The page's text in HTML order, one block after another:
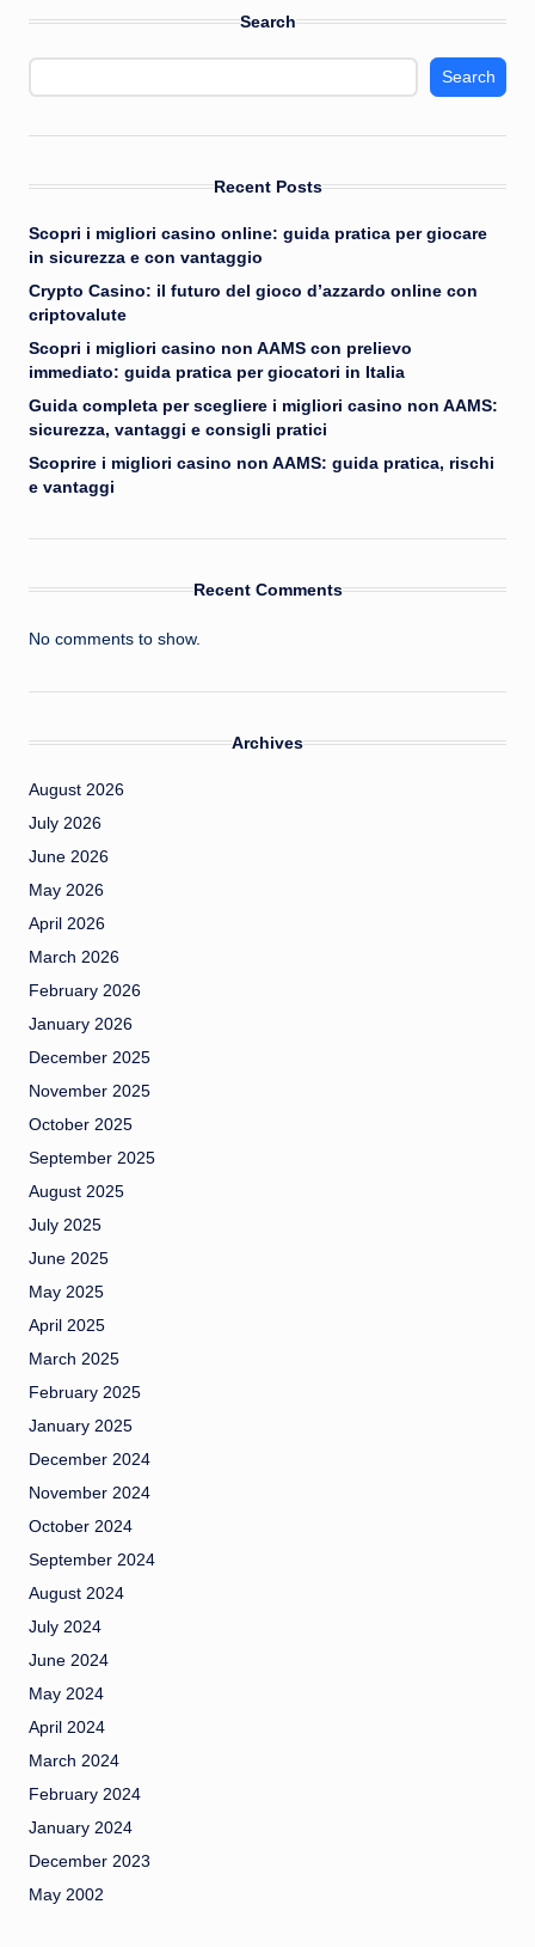
Search
Search
Recent Posts
Scopri i migliori casino online: guida pratica per giocare
in sicurezza e con vantaggio
Crypto Casino: il futuro del gioco d’azzardo online con
criptovalute
Scopri i migliori casino non AAMS con prelievo
immediato: guida pratica per giocatori in Italia
Guida completa per scegliere i migliori casino non AAMS:
sicurezza, vantaggi e consigli pratici
Scoprire i migliori casino non AAMS: guida pratica, rischi
e vantaggi
Recent Comments
No comments to show.
Archives
August 2026
July 2026
June 2026
May 2026
April 2026
March 2026
February 2026
January 2026
December 2025
November 2025
October 2025
September 2025
August 2025
July 2025
June 2025
May 2025
April 2025
March 2025
February 2025
January 2025
December 2024
November 2024
October 2024
September 2024
August 2024
July 2024
June 2024
May 2024
April 2024
March 2024
February 2024
January 2024
December 2023
May 2002